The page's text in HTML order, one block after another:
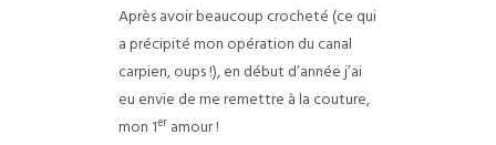
Après avoir beaucoup crocheté (ce qui
a précipité mon opération du canal
carpien, oups !), en début d’année j’ai
eu envie de me remettre à la couture,
mon 1eramour !